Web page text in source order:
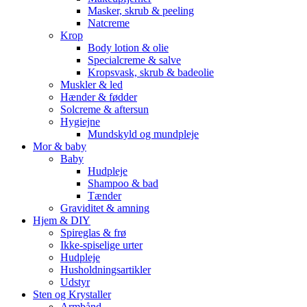
Masker, skrub & peeling
Natcreme
Krop
Body lotion & olie
Specialcreme & salve
Kropsvask, skrub & badeolie
Muskler & led
Hænder & fødder
Solcreme & aftersun
Hygiejne
Mundskyld og mundpleje
Mor & baby
Baby
Hudpleje
Shampoo & bad
Tænder
Graviditet & amning
Hjem & DIY
Spireglas & frø
Ikke-spiselige urter
Hudpleje
Husholdningsartikler
Udstyr
Sten og Krystaller